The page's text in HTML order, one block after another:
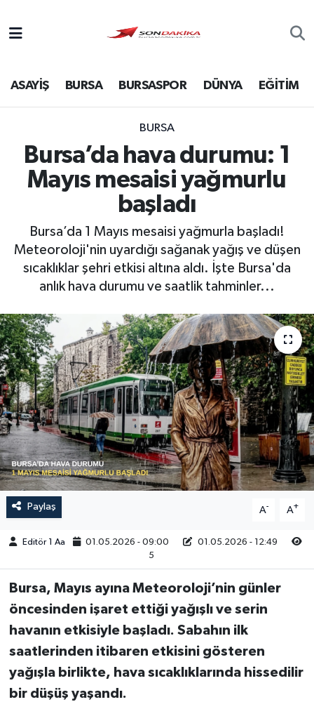
ASAYİŞ BURSA BURSASPOR DÜNYA EĞİTİM
BURSA
Bursa’da hava durumu: 1
Mayıs mesaisi yağmurlu
başladı
Bursa’da 1 Mayıs mesaisi yağmurla başladı!
Meteoroloji'nin uyardığı sağanak yağış ve düşen
sıcaklıklar şehri etkisi altına aldı. İşte Bursa'da
anlık hava durumu ve saatlik tahminler...
Paylaş A- A+
Editör 1 Aa 01.05.2026 - 09:00
01.05.2026 - 12:49
5
Bursa, Mayıs ayına Meteoroloji’nin günler
öncesinden işaret ettiği yağışlı ve serin
havanın etkisiyle başladı. Sabahın ilk
saatlerinden itibaren etkisini gösteren
yağışla birlikte, hava sıcaklıklarında hissedilir
bir düşüş yaşandı.
Bursa
Ekonomi
Genel
Gündem
Sağlık
Siyaset
Spor
Türkiye
Video Galeri